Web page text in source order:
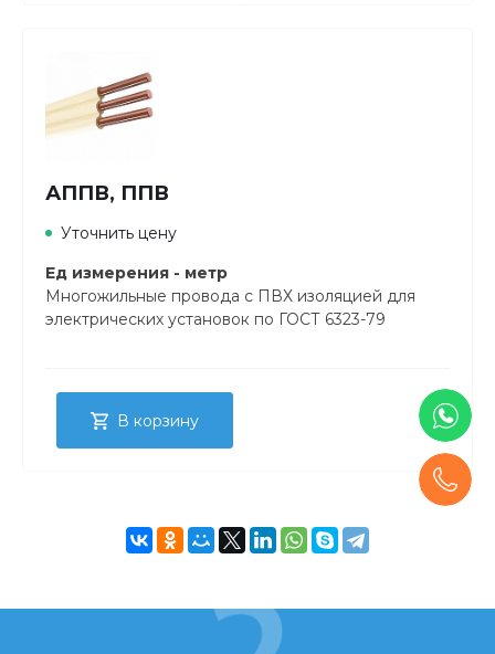
АППВ, ППВ
Уточнить цену
Ед измерения - метр
Многожильные провода с ПВХ изоляцией для
электрических установок по ГОСТ 6323-79
В корзину